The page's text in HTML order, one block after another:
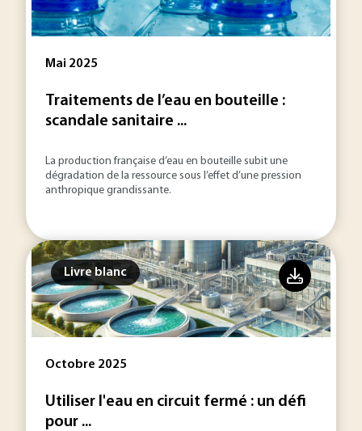
Mai 2025
Traitements de l’eau en bouteille :
scandale sanitaire ...
La production française d’eau en bouteille subit une
dégradation de la ressource sous l’effet d’une pression
anthropique grandissante.
Livre blanc
Octobre 2025
Utiliser l'eau en circuit fermé : un défi
pour ...